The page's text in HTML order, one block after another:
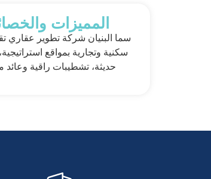
المميزات
سما البنيان شركة تطوير عقاري
سكنية وتجارية بمواقع
حديثة، تشطيبات راقية وعائد